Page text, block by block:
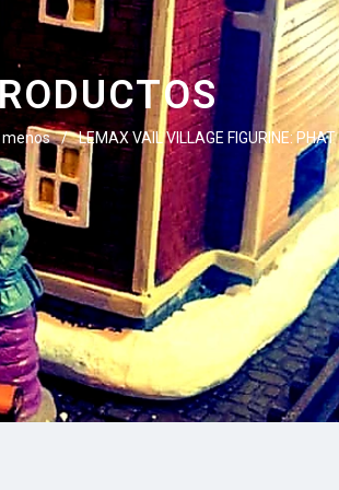
menos / LEMAX VAIL VILLAGE FIGURINE: PHAT